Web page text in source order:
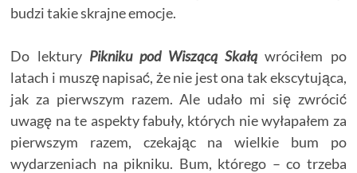
budzi takie skrajne emocje.
Do lektury Pikniku pod Wiszącą Skałąwróciłem po
latach i muszę napisać, że nie jest ona tak ekscytująca,
jak za pierwszym razem. Ale udało mi się zwrócić
uwagę na te aspekty fabuły, których nie wyłapałem za
pierwszym razem, czekając na wielkie bum po
wydarzeniach na pikniku. Bum, którego – co trzeba